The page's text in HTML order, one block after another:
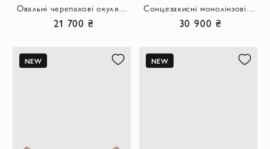
Овальні черепахові окуляри з напівпрозорими димчастими лінзами
21 700 ₴
Сонцезахисні монолінзові окуляри маска з золотистими деталями
30 900 ₴
NEW NEW